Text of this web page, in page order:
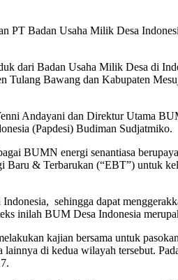
PT Badan Usaha Milik Desa
dari Badan Usaha Milik Desa di
Tulang Bawang dan Kabupaten
Andayani dan Direktur Utama
(Papdesi) Budiman Sudjatmiko.
BUMN energi senantiasa
Baru & Terbarukan (“EBT”) untuk
sehingga dapat
inilah BUM Desa Indonesia
kajian bersama untuk
di kedua wilayah tersebut.